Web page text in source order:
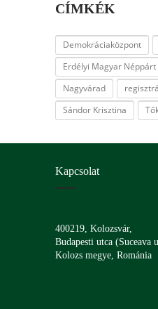
CÍMKÉK
Demokráciaközpont
Erdélyi Magyar Néppárt
Nagyvárad
Sándor Krisztina
Kapcsolat
400219, Kolozsvár,
Budapesti utca (Suceava
Kolozs megye, Románia